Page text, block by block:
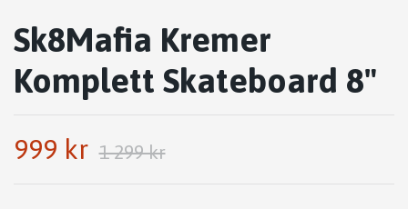
Sk8Mafia Kremer
Komplett Skateboard 8"
999 kr 1 299 kr